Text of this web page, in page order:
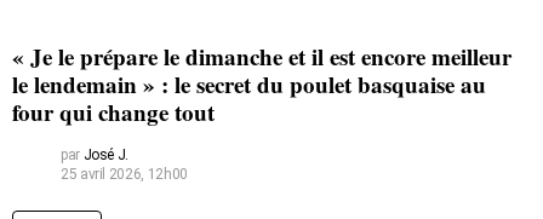
« Je le prépare le dimanche et il est encore meilleur
le lendemain » : le secret du poulet basquaise au
four qui change tout
par José J.
25 avril 2026, 12h00